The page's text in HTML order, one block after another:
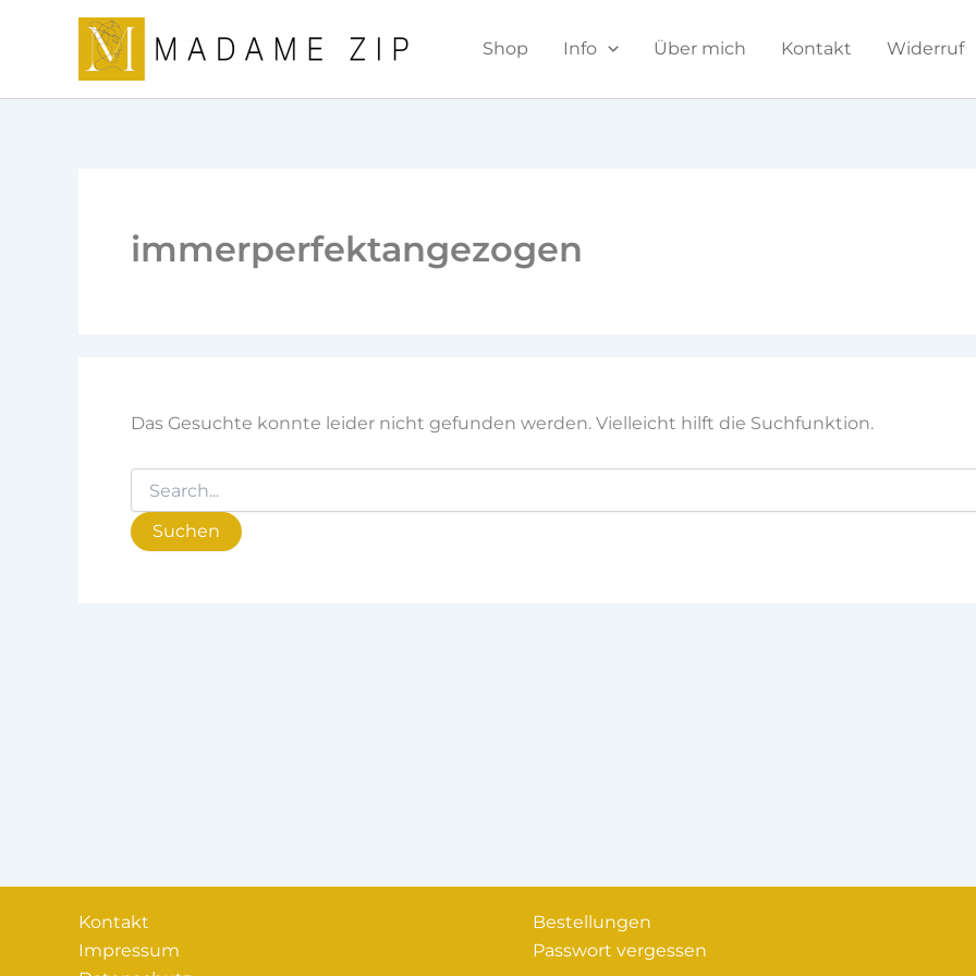
Shop Info Über mich Kontakt Widerruf
immerperfektangezogen
Das Gesuchte konnte leider nicht gefunden werden. Vielleicht hilft die Suchfunktion.
nach:
Kontakt
Impressum
Bestellungen
Passwort vergessen